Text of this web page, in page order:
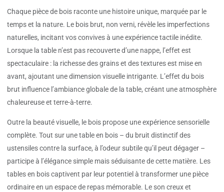
Chaque pièce de bois raconte une histoire unique, marquée par le
temps et la nature. Le bois brut, non verni, révèle les imperfections
naturelles, incitant vos convives à une expérience tactile inédite.
Lorsque la table n’est pas recouverte d’une nappe, l’effet est
spectaculaire : la richesse des grains et des textures est mise en
avant, ajoutant une dimension visuelle intrigante. L’effet du bois
brut influence l’ambiance globale de la table, créant une atmosphère
chaleureuse et terre-à-terre.
Outre la beauté visuelle, le bois propose une expérience sensorielle
complète. Tout sur une table en bois – du bruit distinctif des
ustensiles contre la surface, à l’odeur subtile qu’il peut dégager –
participe à l’élégance simple mais séduisante de cette matière. Les
tables en bois captivent par leur potentiel à transformer une pièce
ordinaire en un espace de repas mémorable. Le son creux et